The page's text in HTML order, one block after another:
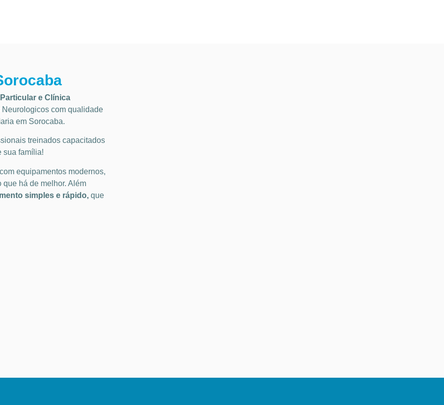
e Clínica
Neurologicos com qualidade
em Sorocaba.
treinados capacitados
sua família!
equipamentos modernos,
que há de melhor. Além
simples e rápido, que